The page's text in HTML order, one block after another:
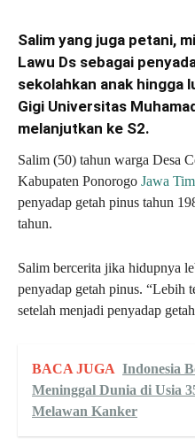
Salim yang juga petani,
Lawu Ds sebagai
sekolahkan anak hingga
Gigi Universitas
melanjutkan ke S2.
Salim (50) tahun warga Desa
Kabupaten Ponorogo Jawa
penyadap getah pinus tahun
tahun.
Salim bercerita jika hidupnya
penyadap getah pinus. “Lebih
setelah menjadi penyadap
BACA JUGA Indonesia
Meninggal Dunia di Usia
Melawan Kanker